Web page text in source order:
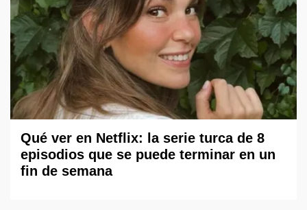
Qué ver en Netflix: la serie turca de 8
episodios que se puede terminar en un
fin de semana